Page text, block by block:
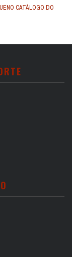
CATÁLOGO DO